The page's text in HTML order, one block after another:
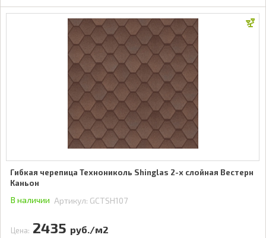
Гибкая черепица Технониколь Shinglas 2-х слойная Вестерн
Каньон
В наличии Артикул: GCTSH107
Цена: 2435 руб./м2